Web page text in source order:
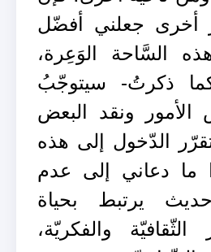
أخرى جعلني أفضّل
السَّاحة الوَعِرة،
ذكرتُ- سيتوجّبُ
ونقد البعض
تقرّر الدّخول إلى هذه
ما دعاني إلى عدم
حديث يرتبط بحياة
والفكريّة،